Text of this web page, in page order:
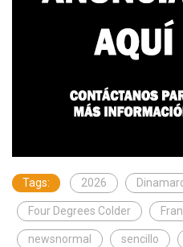
Tags: 2026
Four Degrees Colder
newsnormal sencillo